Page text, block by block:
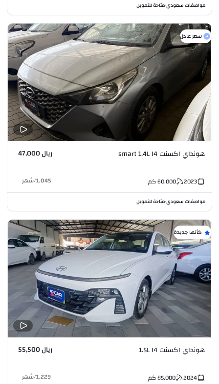
مواصفات سعودي•متاحة للتمويل
سعر عادل
هونداي اكسنت smart 1.4L I4 ريال 47,000
2023
60,000كم 1,045
/شهر
مواصفات سعودي•متاحة للتمويل
كأنها جديدة
هونداي اكسنت 1.5L I4 ريال 55,500
2024
85,000كم 1,229
/شهر